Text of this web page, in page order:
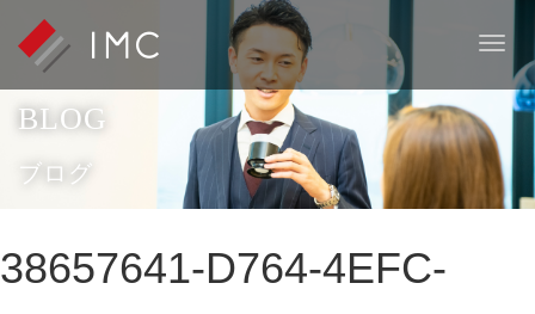
T
g
l
e
a
BLOG
ブログ
38657641-D764-4EFC-